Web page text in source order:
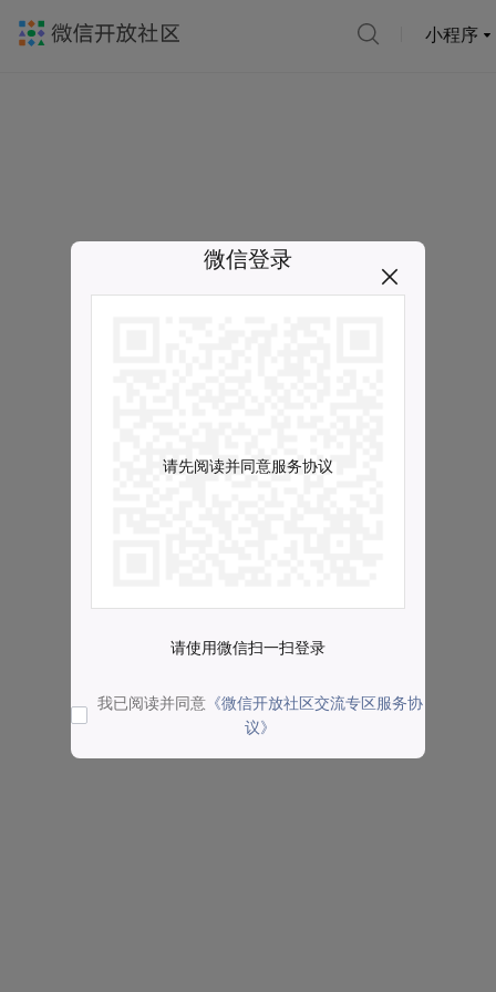
小程序
微信登录
请先阅读并同意服务协议
请使用微信扫一扫登录
我已阅读并同意 《微信开放社区交流专区服务协
议》